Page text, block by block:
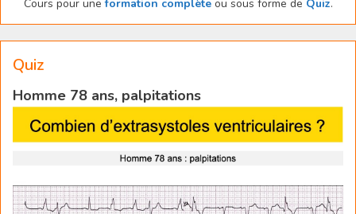
Cours pour uneformation complèteou sous forme de Quiz.
Quiz
Homme 78 ans, palpitations